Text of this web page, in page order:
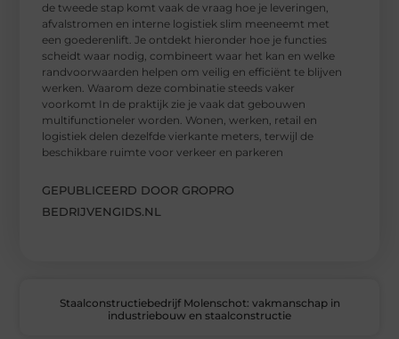
de tweede stap komt vaak de vraag hoe je leveringen,
afvalstromen en interne logistiek slim meeneemt met
een goederenlift. Je ontdekt hieronder hoe je functies
scheidt waar nodig, combineert waar het kan en welke
randvoorwaarden helpen om veilig en efficiënt te blijven
werken. Waarom deze combinatie steeds vaker
voorkomt In de praktijk zie je vaak dat gebouwen
multifunctioneler worden. Wonen, werken, retail en
logistiek delen dezelfde vierkante meters, terwijl de
beschikbare ruimte voor verkeer en parkeren
GEPUBLICEERD DOOR GROPRO
BEDRIJVENGIDS.NL
Staalconstructiebedrijf Molenschot: vakmanschap in
industriebouw en staalconstructie